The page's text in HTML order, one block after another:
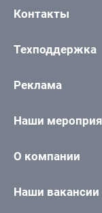
Контакты
Техподдержка
Реклама
Наши
О компании
Наши вакансии